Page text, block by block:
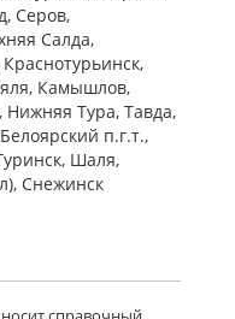
Серов,
Салда,
Камышлов,
Нижняя Тура, Тавда,
п.г.т.,
Шаля,
Снежинск